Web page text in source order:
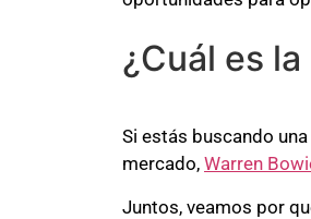
¿Cuál es
Si estás buscando
mercado, Warren
Juntos, veamos por